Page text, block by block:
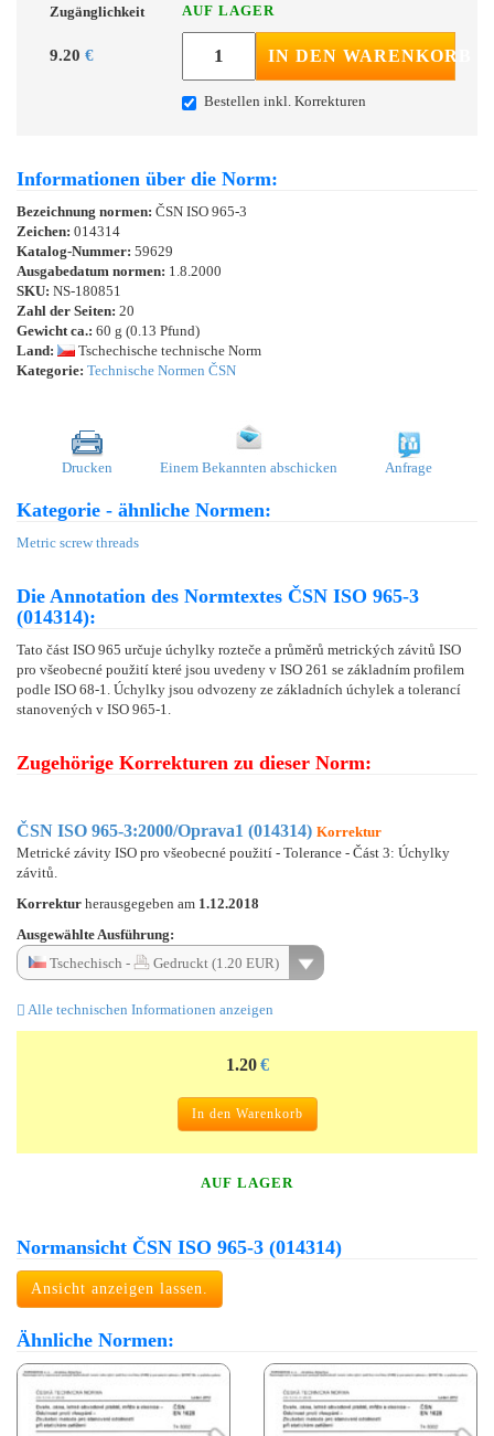
Zugänglichkeit AUF LAGER
9.20 € IN DEN WARENKORB
Bestellen inkl. Korrekturen
Informationen über die Norm:
Bezeichnung normen: ČSN ISO 965-3
Zeichen: 014314
Katalog-Nummer: 59629
Ausgabedatum normen: 1.8.2000
SKU: NS-180851
Zahl der Seiten: 20
Gewicht ca.: 60 g (0.13 Pfund)
Land:
Tschechische technische Norm
Kategorie: Technische Normen ČSN
Drucken Einem Bekannten abschicken Anfrage
Kategorie - ähnliche Normen:
Metric screw threads
Die Annotation des Normtextes ČSN ISO 965-3
(014314):
Tato část ISO 965 určuje úchylky rozteče a průměrů metrických závitů ISO
pro všeobecné použití které jsou uvedeny v ISO 261 se základním profilem
podle ISO 68-1. Úchylky jsou odvozeny ze základních úchylek a tolerancí
stanovených v ISO 965-1.
Zugehörige Korrekturen zu dieser Norm:
ČSN ISO 965-3:2000/Oprava1 (014314) Korrektur
Metrické závity ISO pro všeobecné použití - Tolerance - Část 3: Úchylky
závitů.
Korrektur herausgegeben am 1.12.2018
Ausgewählte Ausführung:
Tschechisch -
Gedruckt (1.20 EUR)
Alle technischen Informationen anzeigen
1.20 €
In den Warenkorb
AUF LAGER
Normansicht ČSN ISO 965-3 (014314)
Ansicht anzeigen lassen.
Ähnliche Normen: